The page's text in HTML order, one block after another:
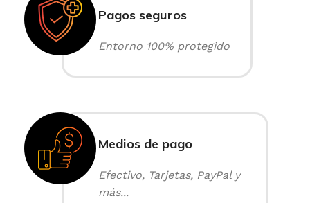
Pagos seguros
Entorno 100% protegido
Medios de pago
Efectivo, Tarjetas, PayPal y
más...